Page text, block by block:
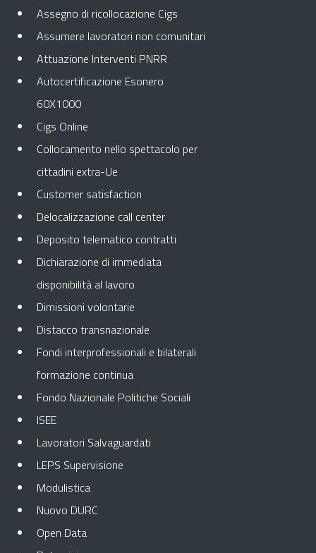
Assegno di ricollocazione Cigs
Assumere lavoratori non comunitari
Attuazione Interventi PNRR
Autocertificazione Esonero
60X1000
Cigs Online
Collocamento nello spettacolo per
cittadini extra-Ue
Customer satisfaction
Delocalizzazione call center
Deposito telematico contratti
Dichiarazione di immediata
disponibilità al lavoro
Dimissioni volontarie
Distacco transnazionale
Fondi interprofessionali e bilaterali
formazione continua
Fondo Nazionale Politiche Sociali
ISEE
Lavoratori Salvaguardati
LEPS Supervisione
Modulistica
Nuovo DURC
Open Data